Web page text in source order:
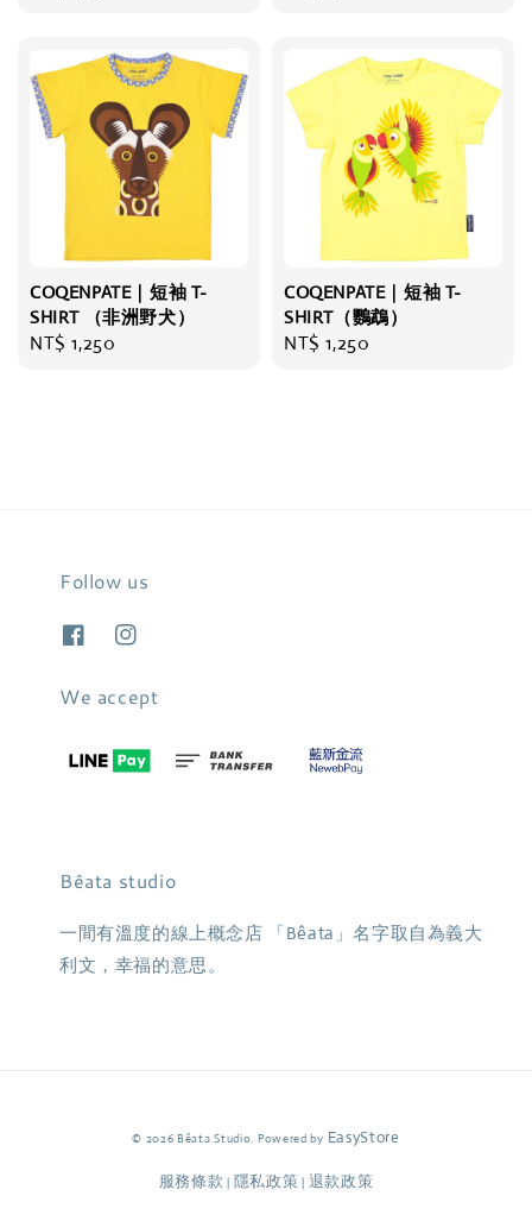
COQENPATE｜短袖 T-
SHIRT （非洲野犬）
Regular
NT$ 1,250
COQENPATE｜短袖 T-
SHIRT（鸚鵡）
Regular
NT$ 1,250
Follow us
We accept
Bêata studio
一間有溫度的線上概念店 「Bêata」名字取自為義大
利文，幸福的意思。
© 2026 Bêata Studio. Powered by EasyStore
服務條款 | 隱私政策 | 退款政策